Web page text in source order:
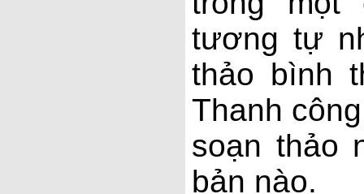
tương tự
thảo bình
Thanh
soạn thảo
bản nào.